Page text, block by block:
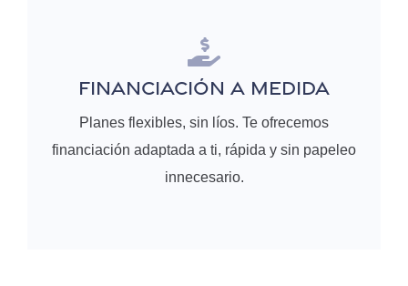
FINANCIACIÓN A MEDIDA
Planes flexibles, sin líos. Te ofrecemos
financiación adaptada a ti, rápida y sin papeleo
innecesario.